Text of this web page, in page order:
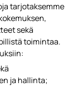
tarjotaksemme
sekä
toimintaa.
ja hallinta;